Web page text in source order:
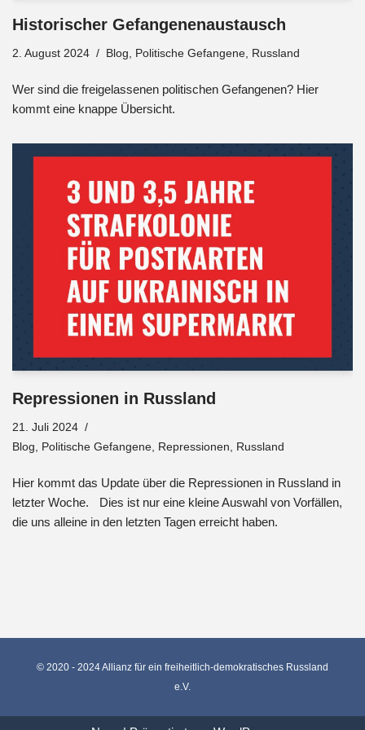
Historischer Gefangenenaustausch
2. August 2024 Blog, Politische Gefangene, Russland
Wer sind die freigelassenen politischen Gefangenen? Hier
kommt eine knappe Übersicht.
Repressionen in Russland
21. Juli 2024
Blog, Politische Gefangene, Repressionen, Russland
Hier kommt das Update über die Repressionen in Russland in
letzter Woche. Dies ist nur eine kleine Auswahl von Vorfällen,
die uns alleine in den letzten Tagen erreicht haben.
© 2020 - 2024 Allianz für ein freiheitlich-demokratisches Russland
e.V.